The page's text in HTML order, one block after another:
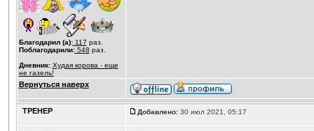
Благодарил (а):117 раз.
Поблагодарили:548 раз.
Дневник: Худая корова - еще
не газель!
Вернуться наверх
ТРЕНЕР Добавлено:30 июл 2021, 05:17